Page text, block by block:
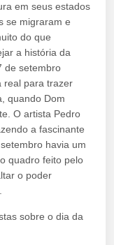
em seus estados
se migraram e
do que
a história da
de setembro
real para trazer
quando Dom
O artista Pedro
a fascinante
havia um
quadro feito pelo
o poder
sobre o dia da